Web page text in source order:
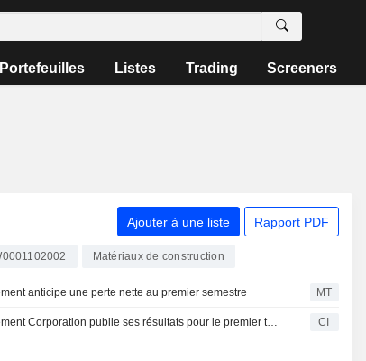
Portefeuilles Listes Trading Screeners
Ajouter à une liste Rapport PDF
Matériaux de construction
anticipe une perte nette au premier semestre MT
Asia Cement Corporation publie ses résultats pour le premier trimestre clos le 31 mars 2026 CI